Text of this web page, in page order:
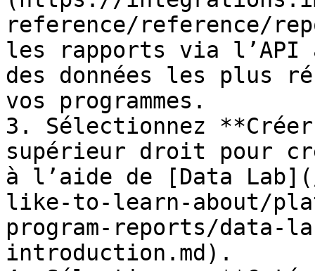
reference/reference/
les rapports via l’API
des données les plus
vos programmes.
3. Sélectionnez
supérieur droit pour
à l’aide de [Data
like-to-learn-about/
program-reports/data-
introduction.md).